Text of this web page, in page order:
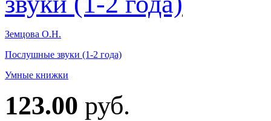
Земцова О.Н.
Послушные звуки (1-2 года)
Умные книжки
123.00 руб.